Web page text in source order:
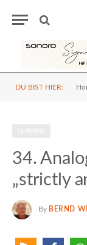
DU BIST HIER:
34.
„strictly
By BERND